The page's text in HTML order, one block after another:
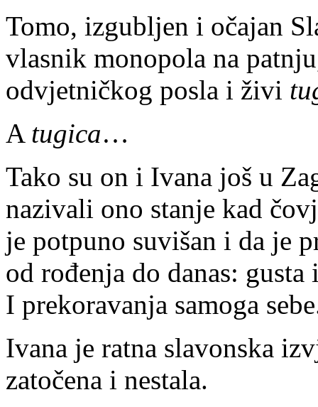
Tomo, izgubljen i očajan
vlasnik monopola na
odvjetničkog posla i živi
A tugica…
Tako su on i Ivana još u
nazivali ono stanje kad
je potpuno suvišan i da je
od rođenja do danas: gusta
I prekoravanja samoga
Ivana je ratna slavonska
zatočena i nestala.